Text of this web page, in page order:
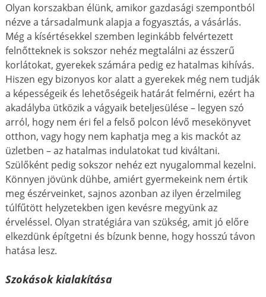
Olyan korszakban élünk, amikor gazdasági szempontból
nézve a társadalmunk alapja a fogyasztás, a vásárlás.
Még a kísértésekkel szemben leginkább felvértezett
felnőtteknek is sokszor nehéz megtalálni az ésszerű
korlátokat, gyerekek számára pedig ez hatalmas kihívás.
Hiszen egy bizonyos kor alatt a gyerekek még nem tudják
a képességeik és lehetőségeik határát felmérni, ezért ha
akadályba ütközik a vágyaik beteljesülése – legyen szó
arról, hogy nem éri fel a felső polcon lévő mesekönyvet
otthon, vagy hogy nem kaphatja meg a kis mackót az
üzletben – az hatalmas indulatokat tud kiváltani.
Szülőként pedig sokszor nehéz ezt nyugalommal kezelni.
Könnyen jövünk dühbe, amiért gyermekeink nem értik
meg észérveinket, sajnos azonban az ilyen érzelmileg
túlfűtött helyzetekben igen kevésre megyünk az
érveléssel. Olyan stratégiára van szükség, amit jó előre
elkezdünk építgetni és bízunk benne, hogy hosszú távon
hatása lesz.
Szokások kialakítása